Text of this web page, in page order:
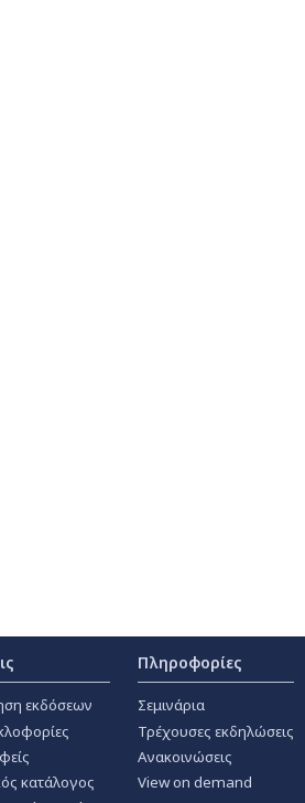
εκδόσεων
κατάλογος
Πληροφορίες
Σεμινάρια
Τρέχουσες εκδηλώσεις
Ανακοινώσεις
View on demand